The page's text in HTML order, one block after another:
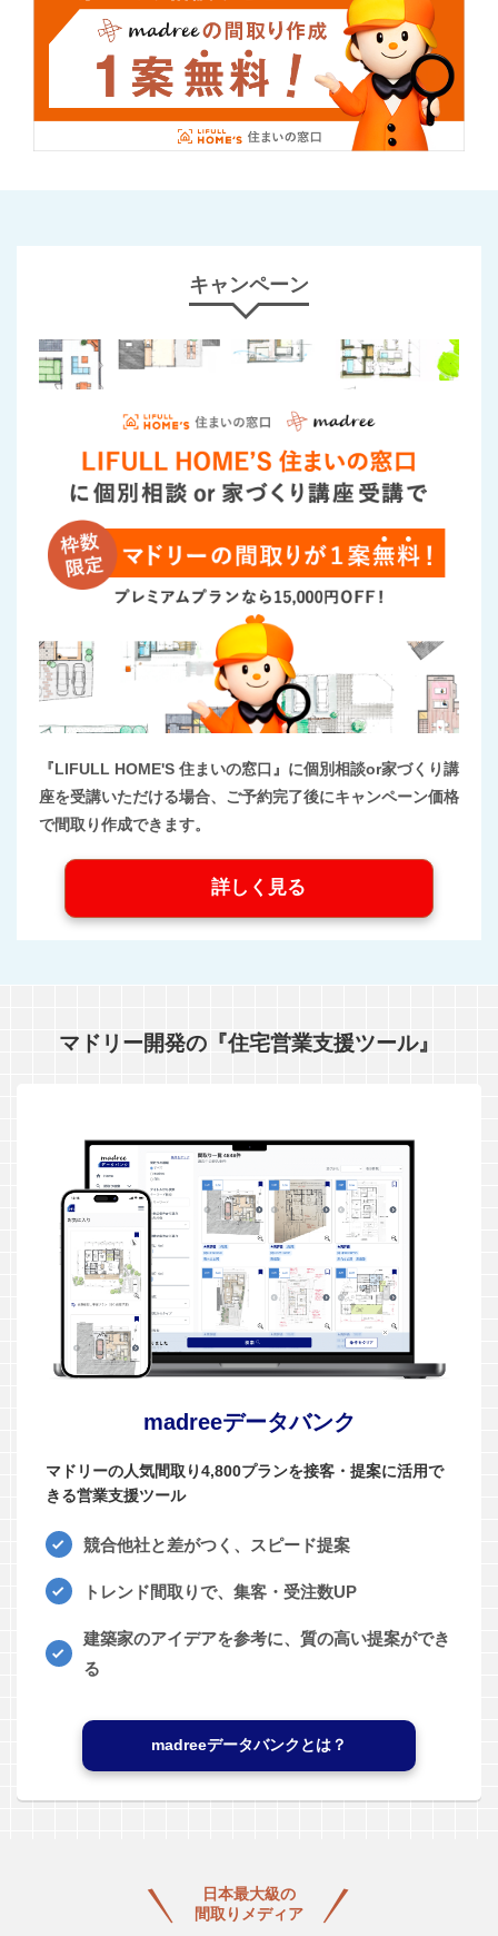
キャンペーン
『LIFULL HOME'S 住まいの窓口』に個別相談or家づくり講
座を受講いただける場合、ご予約完了後にキャンペーン価格
で間取り作成できます。
詳しく見る
マドリー開発の『住宅営業支援ツール』
madreeデータバンク
マドリーの人気間取り4,800プランを接客・提案に活用で
きる営業支援ツール
競合他社と差がつく、スピード提案
トレンド間取りで、集客・受注数UP
建築家のアイデアを参考に、質の高い提案ができ
る
madreeデータバンクとは？
日本最大級の
間取りメディア